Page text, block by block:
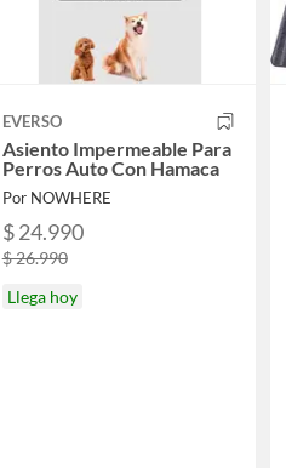
EVERSO
Asiento Impermeable Para
Perros Auto Con Hamaca
Por NOWHERE
$ 24.990
$ 26.990
Llega hoy